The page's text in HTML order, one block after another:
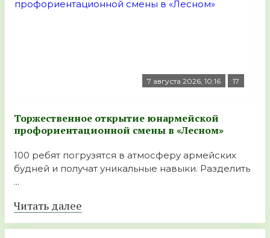
7 августа 2026, 10:16 17
Торжественное открытие юнармейской
профориентационной смены в «Лесном»
100 ребят погрузятся в атмосферу армейских
будней и получат уникальные навыки. Разделить
...
Читать далее